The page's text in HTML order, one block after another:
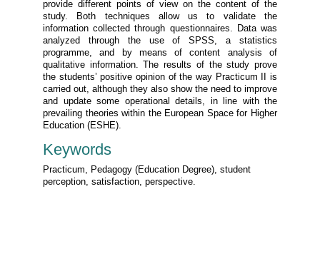
provide different points of view on the content of the
study. Both techniques allow us to validate the
information collected through questionnaires. Data was
analyzed through the use of SPSS, a statistics
programme, and by means of content analysis of
qualitative information. The results of the study prove
the students’ positive opinion of the way Practicum II is
carried out, although they also show the need to improve
and update some operational details, in line with the
prevailing theories within the European Space for Higher
Education (ESHE).
Keywords
Practicum, Pedagogy (Education Degree), student
perception, satisfaction, perspective.